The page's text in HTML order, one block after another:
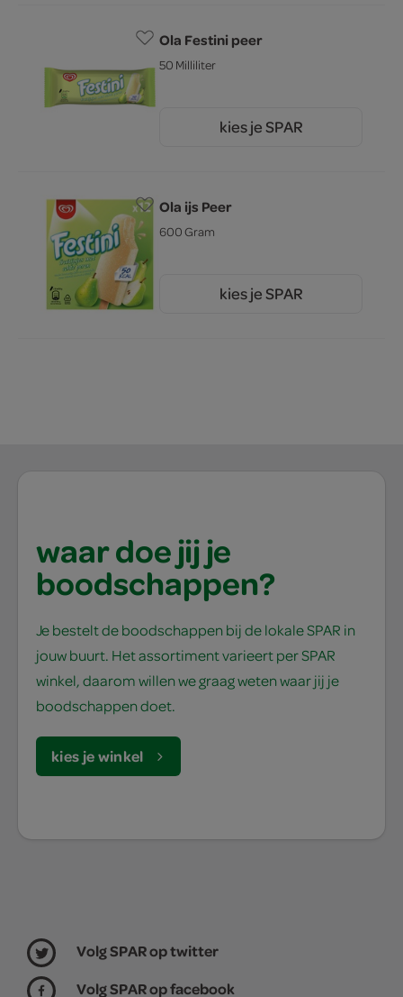
Ola Festini peer
50 Milliliter
kies je SPAR
Ola ijs Peer
600 Gram
kies je SPAR
waar doe jij je
boodschappen?
Je bestelt de boodschappen bij de lokale SPAR in
jouw buurt. Het assortiment varieert per SPAR
winkel, daarom willen we graag weten waar jij je
boodschappen doet.
kies je winkel
Volg SPAR op twitter
Volg SPAR op facebook